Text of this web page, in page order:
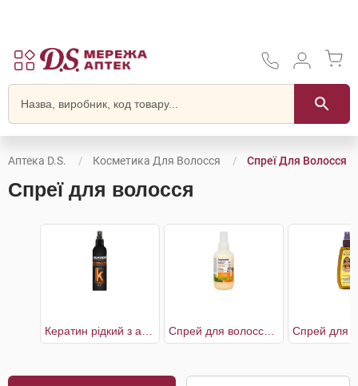
Аптека D.S. Косметика Для Волосся Спреї Для Волосся
Спреї для волосся